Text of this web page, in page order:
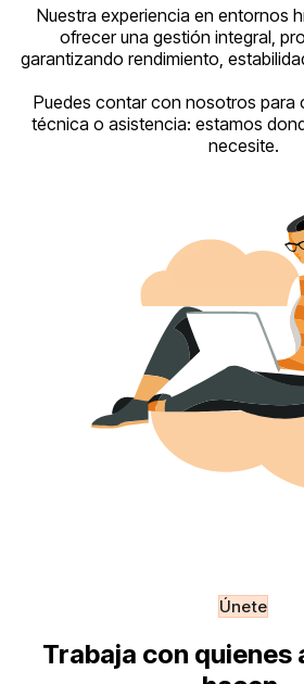
Nuestra experiencia en entornos
ofrecer una gestión integral,
garantizando rendimiento,
Puedes contar con nosotros para
técnica o asistencia: estamos
necesite.
Únete
Trabaja con quienes